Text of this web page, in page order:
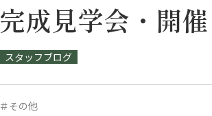
完成見学会・開
スタッフブログ
＃その他